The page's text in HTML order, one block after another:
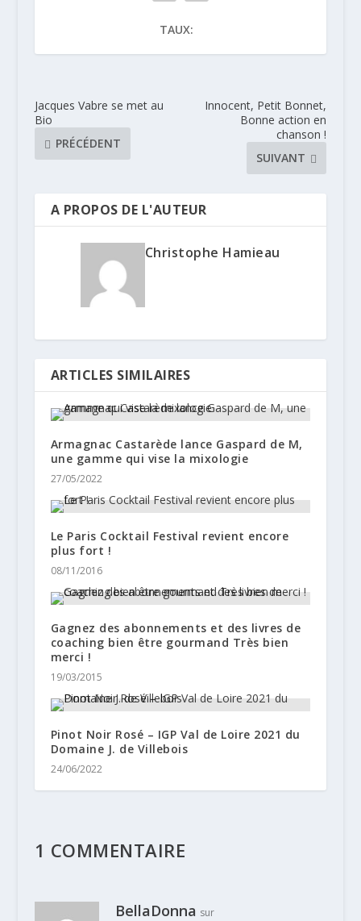
TAUX:
Jacques Vabre se met au
Bio
PRÉCÉDENT
Innocent, Petit Bonnet,
Bonne action en
chanson !
SUIVANT
A PROPOS DE L'AUTEUR
Christophe Hamieau
ARTICLES SIMILAIRES
Armagnac Castarède lance Gaspard de M,
une gamme qui vise la mixologie
27/05/2022
Le Paris Cocktail Festival revient encore
plus fort !
08/11/2016
Gagnez des abonnements et des livres de
coaching bien être gourmand Très bien
merci !
19/03/2015
Pinot Noir Rosé – IGP Val de Loire 2021 du
Domaine J. de Villebois
24/06/2022
1 COMMENTAIRE
BellaDonna sur